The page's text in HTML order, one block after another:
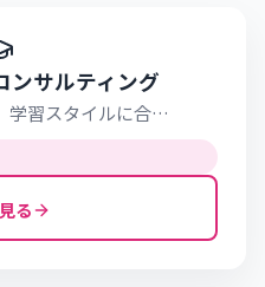
ンサルティング
学習スタイルに合…
る